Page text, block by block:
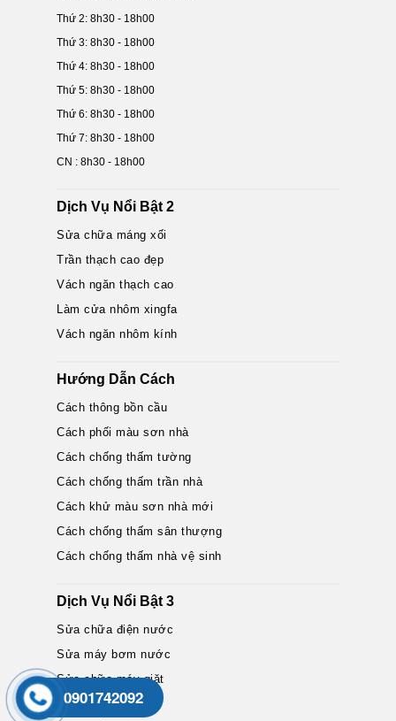
Thứ 2: 8h30 - 18h00
Thứ 3: 8h30 - 18h00
Thứ 4: 8h30 - 18h00
Thứ 5: 8h30 - 18h00
Thứ 6: 8h30 - 18h00
Thứ 7: 8h30 - 18h00
CN : 8h30 - 18h00
Dịch Vụ Nổi Bật 2
Sửa chữa máng xối
Trần thạch cao đẹp
Vách ngăn thạch cao
Làm cửa nhôm xingfa
Vách ngăn nhôm kính
Hướng Dẫn Cách
Cách thông bồn cầu
Cách phối màu sơn nhà
Cách chống thấm tường
Cách chống thấm trần nhà
Cách khử màu sơn nhà mới
Cách chống thấm sân thượng
Cách chống thấm nhà vệ sinh
Dịch Vụ Nổi Bật 3
Sửa chữa điện nước
Sửa máy bơm nước
Sửa chữa máy giặt
Thông tắc bồn cầu
0901742092